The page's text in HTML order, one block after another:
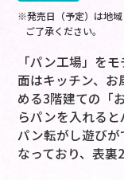
※発売日（予定）は地
ご了承ください。
「パン工場」を
面はキッチン、
める3階建ての「
らパンを入れると
パン転がし遊び
なっており、表裏